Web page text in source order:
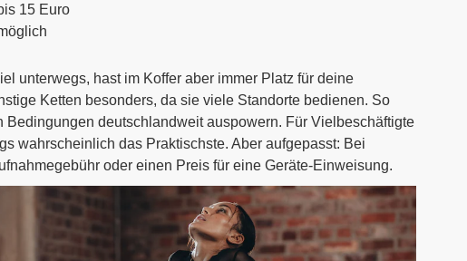
15 Euro
unterwegs, hast im Koffer aber immer Platz für deine
Ketten besonders, da sie viele Standorte bedienen. So
Bedingungen deutschlandweit auspowern. Für Vielbeschäftigte
wahrscheinlich das Praktischste. Aber aufgepasst: Bei
oder einen Preis für eine Geräte-Einweisung.